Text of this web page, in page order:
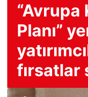
“Avrupa
Planı”
fırsatlar